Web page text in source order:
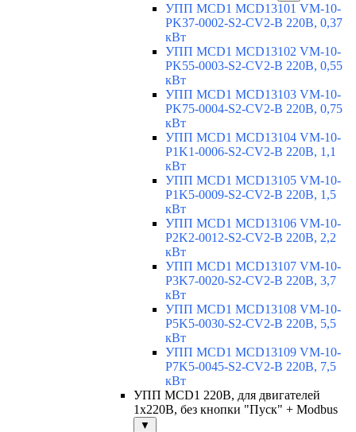
УПП MCD1 MCD13101 VM-10-
PK37-0002-S2-CV2-B 220В, 0,37
кВт
УПП MCD1 MCD13102 VM-10-
PK55-0003-S2-CV2-B 220В, 0,55
кВт
УПП MCD1 MCD13103 VM-10-
PK75-0004-S2-CV2-B 220В, 0,75
кВт
УПП MCD1 MCD13104 VM-10-
P1K1-0006-S2-CV2-B 220В, 1,1
кВт
УПП MCD1 MCD13105 VM-10-
P1K5-0009-S2-CV2-B 220В, 1,5
кВт
УПП MCD1 MCD13106 VM-10-
P2K2-0012-S2-CV2-B 220В, 2,2
кВт
УПП MCD1 MCD13107 VM-10-
P3K7-0020-S2-CV2-B 220В, 3,7
кВт
УПП MCD1 MCD13108 VM-10-
P5K5-0030-S2-CV2-B 220В, 5,5
кВт
УПП MCD1 MCD13109 VM-10-
P7K5-0045-S2-CV2-B 220В, 7,5
кВт
УПП MCD1 220В, для двигателей
1х220В, без кнопки "Пуск" + Modbus
▼